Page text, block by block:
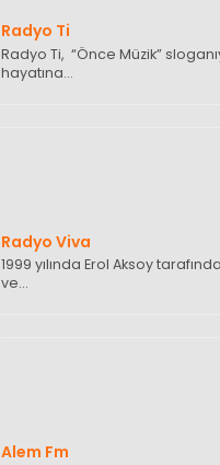
Radyo Ti
Radyo Ti, “Önce Müzik”
hayatına…
Radyo Viva
1999 yılında Erol Aksoy
ve…
Alem Fm